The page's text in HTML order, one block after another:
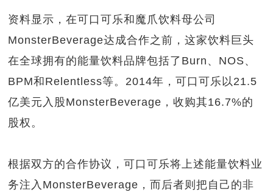
资料显示，在可口可乐和魔爪饮料母公司
MonsterBeverage达成合作之前，这家饮料巨头
在全球拥有的能量饮料品牌包括了Burn、NOS、
BPM和Relentless等。2014年，可口可乐以21.5
亿美元入股MonsterBeverage，收购其16.7%的
股权。
根据双方的合作协议，可口可乐将上述能量饮料业
务注入MonsterBeverage，而后者则把自己的非